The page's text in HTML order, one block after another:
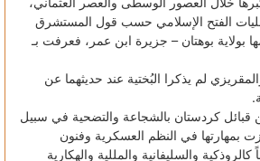
الفتح الإسلامي حسب قول المستشرق
اسمها بولاية بوهتان – جزيرة ابن عمر، فعرفت بـ
لم يذكرا البُختية عند حديثهما عن
قبائل كردستان بالشجاعة والتضحية في سبيل
بمهارتها في النظم العسكرية وفنون
أيضاً كالروذكية والسليفانية والمللية والهكارية